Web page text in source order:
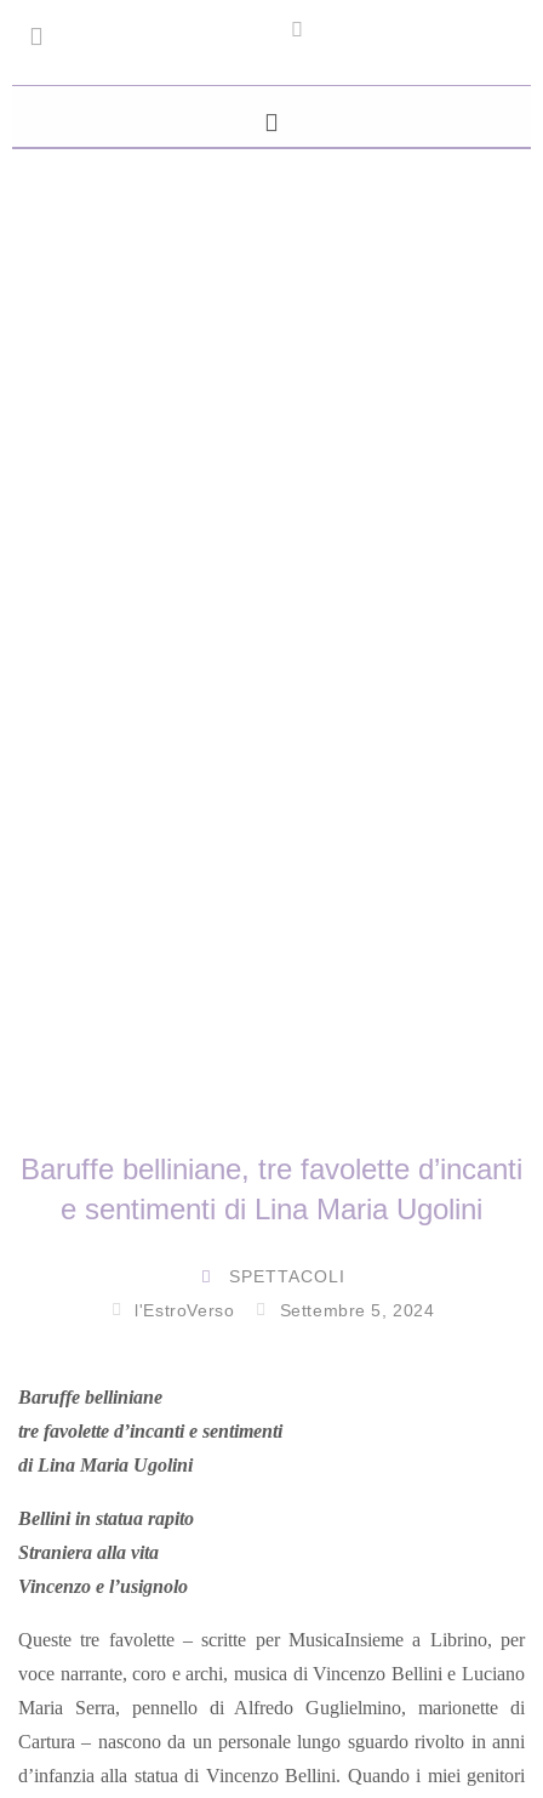
Baruffe belliniane, tre favolette d’incanti
e sentimenti di Lina Maria Ugolini
SPETTACOLI
l'EstroVerso
Settembre 5, 2024
Baruffe belliniane
tre favolette d’incanti e sentimenti
diLina Maria Ugolini
Bellini in statua rapito
Straniera alla vita
Vincenzo e l’usignolo
Queste tre favolette – scritte per MusicaInsieme a Librino, per
voce narrante, coro e archi, musica di Vincenzo Bellini e Luciano
Maria Serra, pennello di Alfredo Guglielmino, marionette di
Cartura – nascono da un personale lungo sguardo rivolto in anni
d’infanzia alla statua di Vincenzo Bellini. Quando i miei genitori